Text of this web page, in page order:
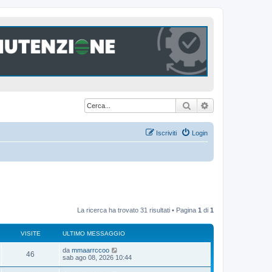
Cerca
Login
Iscriviti
La ricerca ha trovato 31 risultati • Pagina 1 di 1
VISITE ULTIMO MESSAGGIO
46
i
U
l
da mmaarrccoo
sab ago 08, 2026 10:44